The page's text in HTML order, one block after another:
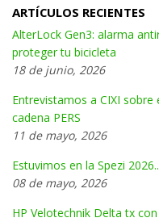
ARTÍCULOS RECIENTES
AlterLock Gen3: alarma
proteger tu bicicleta
18 de junio, 2026
Entrevistamos a CIXI
cadena PERS
11 de mayo, 2026
Estuvimos en la Spezi
08 de mayo, 2026
HP Velotechnik Delta tx